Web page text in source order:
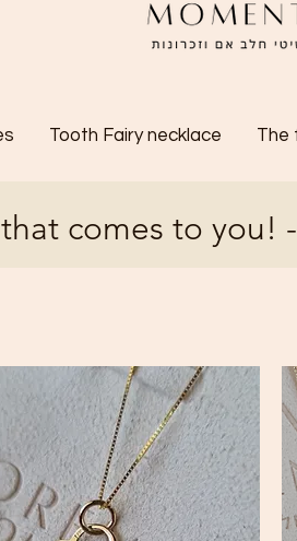
Tooth Fairy necklace The
comes to